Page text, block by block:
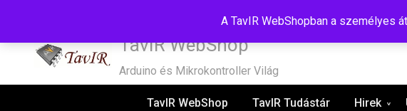
A TavIR WebShopban a személyes
TavIR WebShop
Arduino és Mikrokontroller Világ
TavIR WebShop TavIR Tudástár Hirek